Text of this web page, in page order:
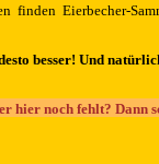
finden Eierbecher-
besser! Und
hier noch fehlt? Dann